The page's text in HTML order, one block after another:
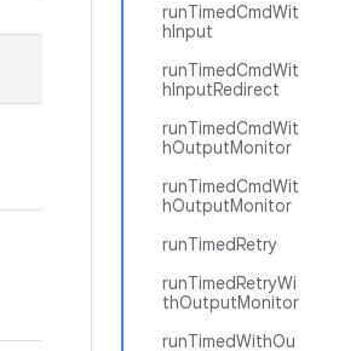
runTimedCmdWit
hInput
runTimedCmdWit
hInputRedirect
runTimedCmdWit
hOutputMonitor
runTimedCmdWit
hOutputMonitor
runTimedRetry
runTimedRetryWi
thOutputMonitor
runTimedWithOu